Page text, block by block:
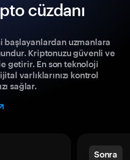
cüzdanı
başlayanlardan uzmanlara
Kriptonuzu güvenli ve
getirir. En son teknoloji
varlıklarınızı kontrol
sağlar.
Sonra